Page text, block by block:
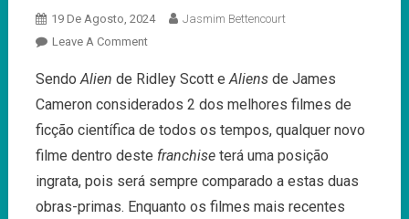
19 De Agosto, 2024
Jasmim Bettencourt
Leave A CommentOn
Romulus
–
Uma
Eficaz
Mas
Sendo Alien de Ridley Scott e Aliensde James
Cameron considerados 2 dos melhores filmes de
ficção científica de todos os tempos, qualquer novo
filme dentro deste franchiseterá uma posição
ingrata, pois será sempre comparado a estas duas
obras-primas. Enquanto os filmes mais recentes